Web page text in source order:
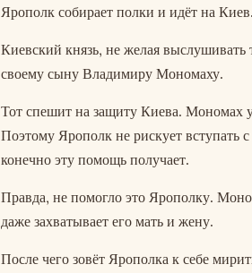
Ярополк собирает полки и идёт на Киев.
Киевский князь, не желая выслушивать
своему сыну Владимиру Мономаху.
Тот спешит на защиту Киева. Мономах
Поэтому Ярополк не рискует
конечно эту помощь получает.
Правда, не помогло это Ярополку.
даже захватывает его мать и жену.
После чего зовёт Ярополка к себе